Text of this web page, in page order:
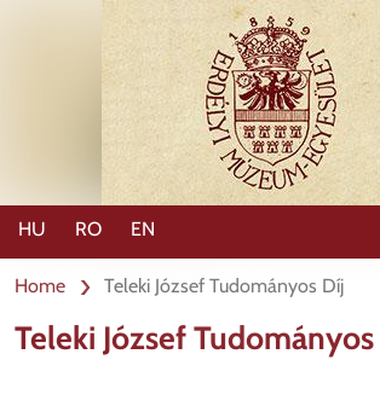
HU RO EN
Home Teleki József Tudományos Díj
Teleki József